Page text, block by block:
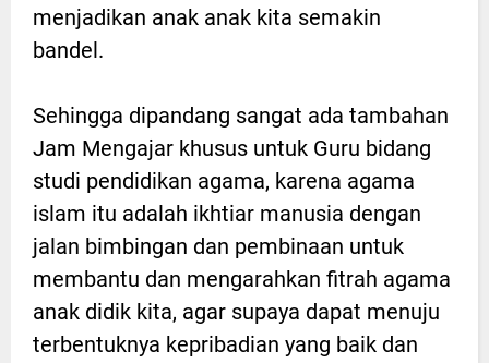
menjadikan anak anak kita semakin
bandel.
Sehingga dipandang sangat ada tambahan
Jam Mengajar khusus untuk Guru bidang
studi pendidikan agama, karena agama
islam itu adalah ikhtiar manusia dengan
jalan bimbingan dan pembinaan untuk
membantu dan mengarahkan fitrah agama
anak didik kita, agar supaya dapat menuju
terbentuknya kepribadian yang baik dan